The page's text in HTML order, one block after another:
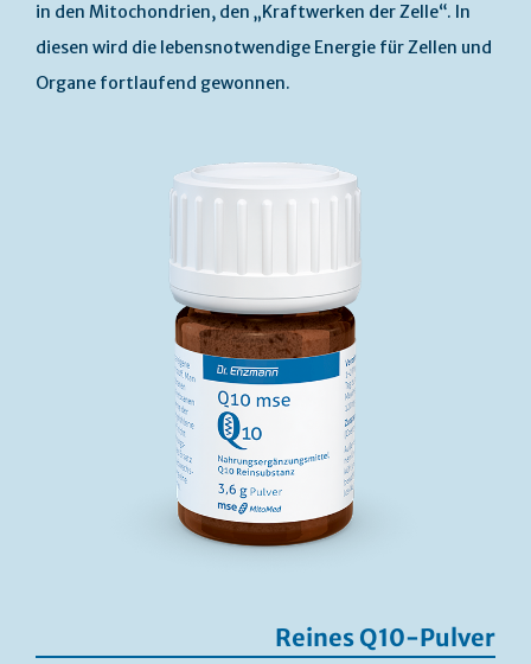
galleryin den Mitochondrien, den „Kraftwerken der Zelle“. In
diesen wird die lebensnotwendige Energie für Zellen und
Organe fortlaufend gewonnen.
Reines Q10-Pulver